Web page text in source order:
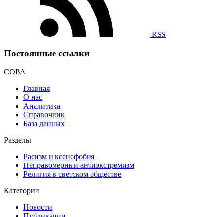
RSS
Постоянные ссылки
СОВА
Главная
О нас
Аналитика
Справочник
База данных
Разделы
Расизм и ксенофобия
Неправомерный антиэкстремизм
Религия в светском обществе
Категории
Новости